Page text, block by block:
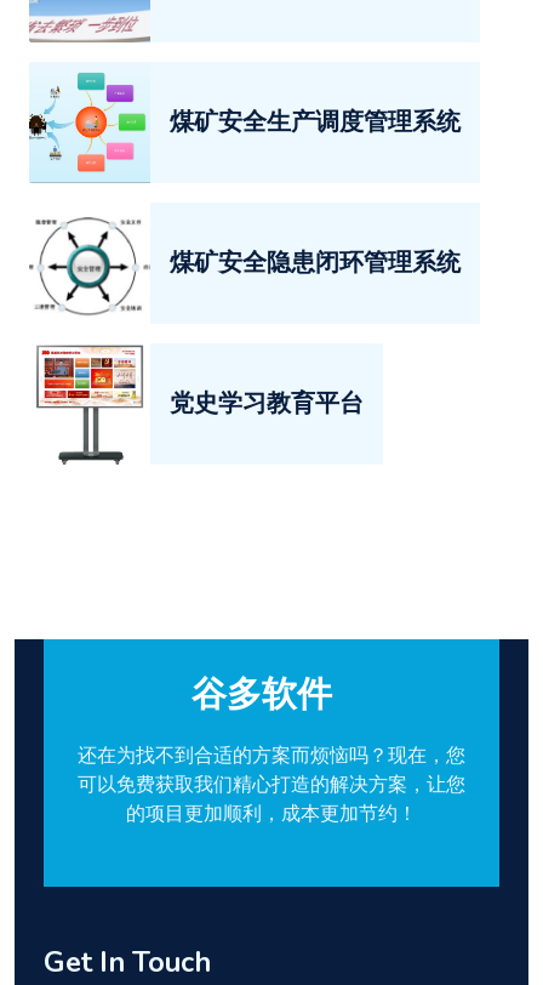
煤矿安全生产调度管理系统
煤矿安全隐患闭环管理系统
党史学习教育平台
谷多软件
还在为找不到合适的方案而烦恼吗？现在，您
可以免费获取我们精心打造的解决方案，让您
的项目更加顺利，成本更加节约！
Get In Touch